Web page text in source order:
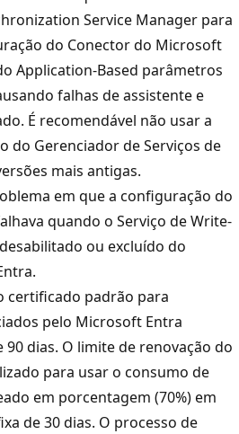
Service Manager para
do Conector do Microsoft
Application-Based parâmetros
falhas de assistente e
É recomendável não usar a
do Gerenciador de Serviços de
mais antigas.
em que a configuração do
quando o Serviço de Write-
ou excluído do
certificado padrão para
pelo Microsoft Entra
90 dias. O limite de renovação do
para usar o consumo de
em porcentagem (70%) em
de 30 dias. O processo de